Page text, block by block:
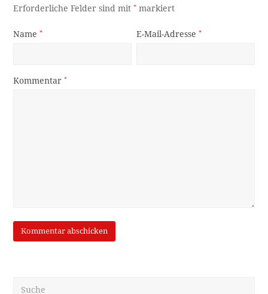
Erforderliche Felder sind mit* markiert
Name* E-Mail-Adresse*
Kommentar*